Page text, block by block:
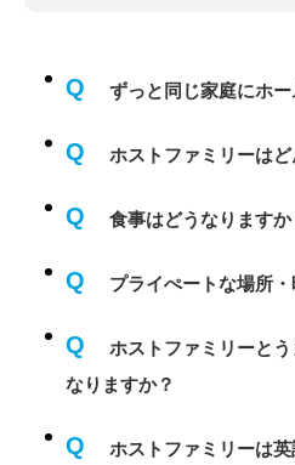
Q ずっと同じ家庭にホ
Q ホストファミリーはど
Q 食事はどうなりますか
Q プライぺートな場所
Q
ホストファミリーと
なりますか？
Q ホストファミリーは